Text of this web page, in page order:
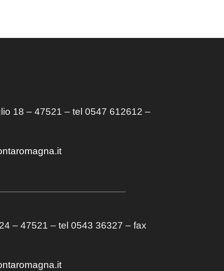
18 – 47521 – tel 0547 612612 –
– 47521 – tel 0543 36327 – fax